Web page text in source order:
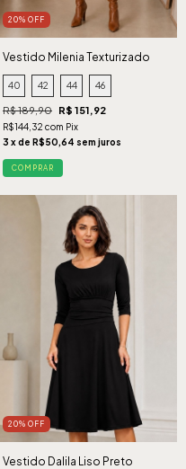
20% OFF
Vestido Milenia Texturizado
Verde
40 42 44 46
R$ 189,90 R$ 151,92
R$144,32 com Pix
3 x de R$50,64 sem juros
COMPRAR
20% OFF
Vestido Dalila Liso Preto